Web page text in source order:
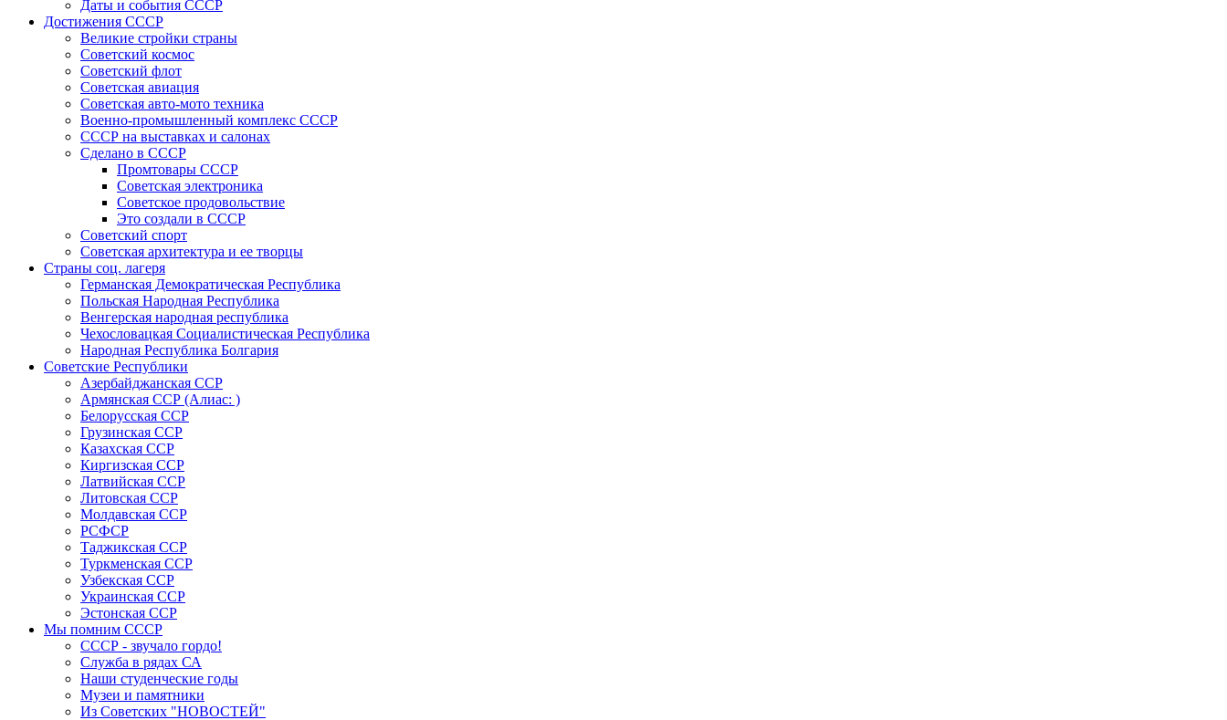
Даты и события СССР
Достижения СССР
Великие стройки страны
Советский космос
Советский флот
Советская авиация
Советская авто-мото техника
Военно-промышленный комплекс СССР
СССР на выставках и салонах
Сделано в СССР
Промтовары СССР
Советская электроника
Советское продовольствие
Это создали в СССР
Советский спорт
Советская архитектура и ее творцы
Страны соц. лагеря
Германская Демократическая Республика
Польская Народная Республика
Венгерская народная республика
Чехословацкая Социалистическая Республика
Народная Республика Болгария
Советские Республики
Азербайджанская ССР
Армянская ССР (Алиас: )
Белорусская ССР
Грузинская ССР
Казахская ССР
Киргизская ССР
Латвийская ССР
Литовская ССР
Молдавская ССР
РСФСР
Таджикская ССР
Туркменская ССР
Узбекская ССР
Украинская ССР
Эстонская ССР
Мы помним СССР
СССР - звучало гордо!
Служба в рядах СА
Наши студенческие годы
Музеи и памятники
Из Советских "НОВОСТЕЙ"